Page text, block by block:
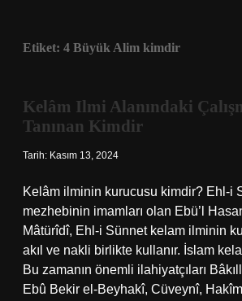
Etiket: 4 Büyük Alim kimdir
Kelâm Ilmi Alanındaki
Tanınan Kimdir
Tarih: Kasım 13, 2024
Kelâm ilminin kurucusu kimdir? Ehl-i
mezhebinin imamları olan Ebü’l
Mâtürîdî, Ehl-i Sünnet kelam ilminin
akıl ve nakli birlikte kullanır. İslam
Bu zamanın önemli ilahiyatçıları
Ebû Bekir el-Beyhakî, Cüveynî,